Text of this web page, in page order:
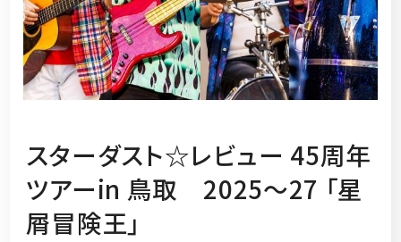
スターダスト☆レビュー 45周年
ツアーin 鳥取 2025～27 「星
屑冒険王」